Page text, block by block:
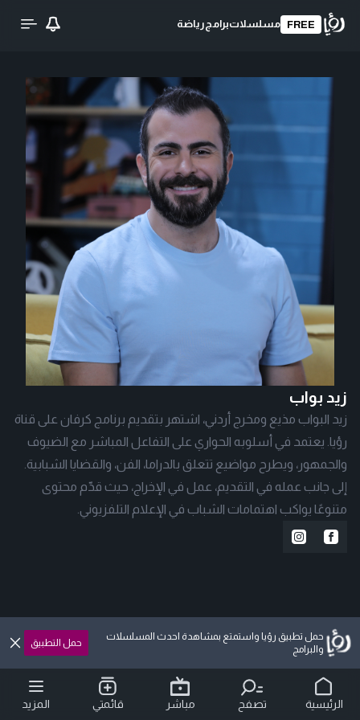
FREE مسلسلاتبرامج رياضة
زيد بواب
زيد البواب مذيع ومخرج أردني، اشتهر بتقديم برنامج كرفان على قناة
رؤيا. يعتمد في أسلوبه الحواري على التفاعل المباشر مع الضيوف
والجمهور، ويطرح مواضيع تتعلق بالدراما، الفن، والقضايا الشبابية.
إلى جانب عمله في التقديم، عمل في الإخراج، حيث قدّم محتوى
متنوعًا يواكب اهتمامات الشباب في الإعلام التلفزيوني.
حمل تطبيق رؤيا واستمتع بمشاهدة احدث المسلسلات
والبرامج
حمل التطبيق
الرئيسية تصفح مباشر قائمتي المزيد